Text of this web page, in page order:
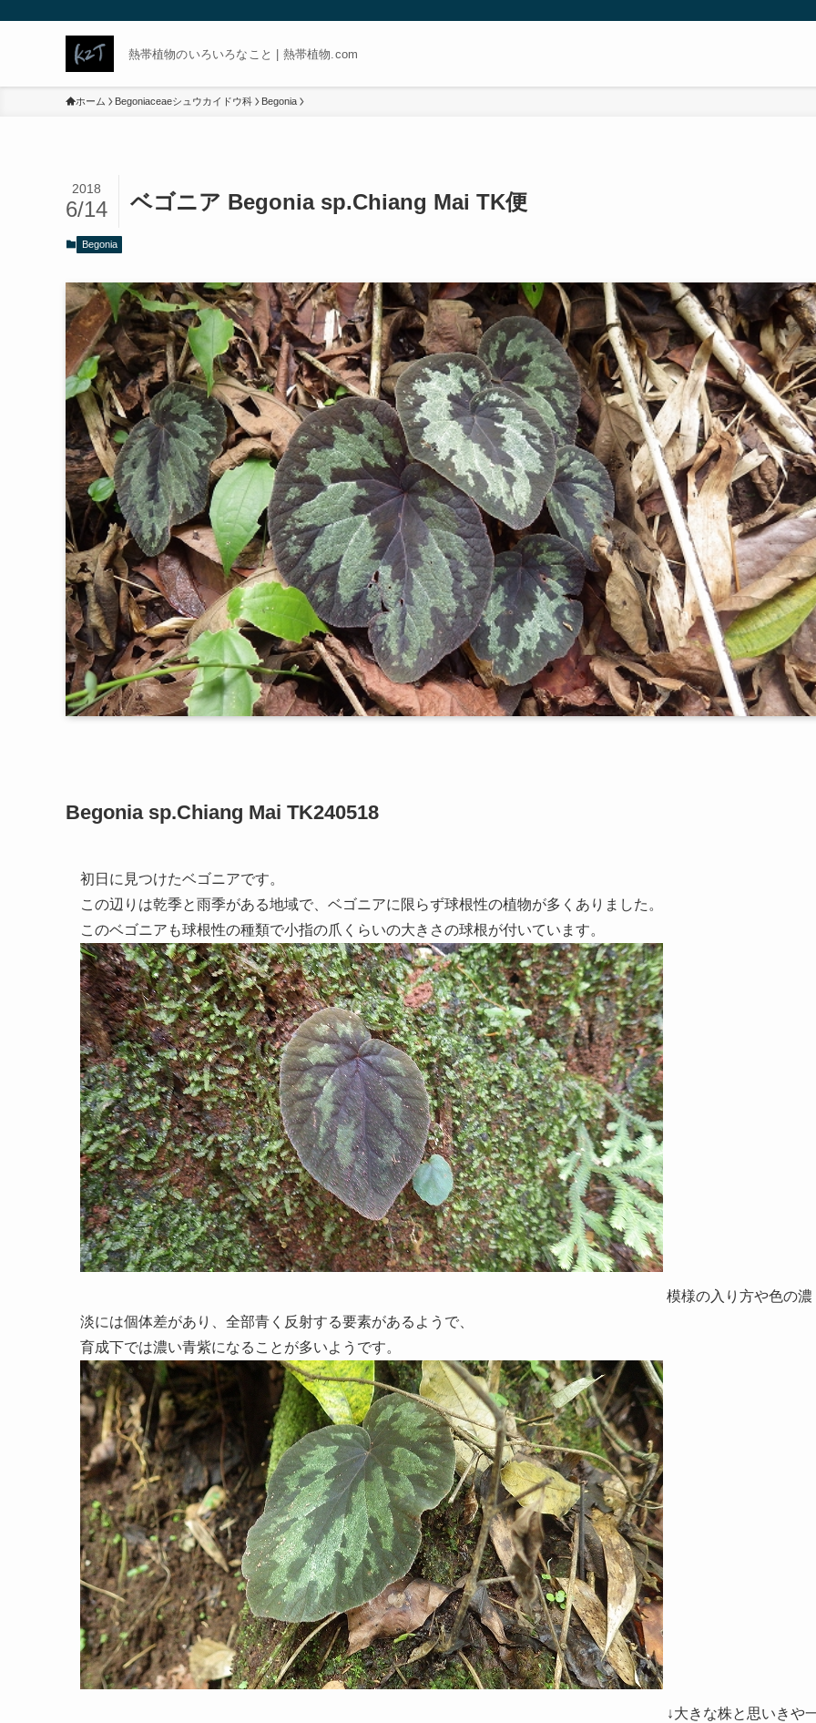
熱帯植物のいろいろなこと | 熱帯植物.com
ホーム Begoniaceaeシュウカイドウ科 Begonia
ベゴニア Begonia sp.Chiang Mai TK便
2018
6/14
Begonia
Begonia sp.Chiang Mai TK240518
初日に見つけたベゴニアです。
この辺りは乾季と雨季がある地域で、ベゴニアに限らず球根性の植物が多くありました。
このベゴニアも球根性の種類で小指の爪くらいの大きさの球根が付いています。
模様の入り方や色の濃
淡には個体差があり、全部青く反射する要素があるようで、
育成下では濃い青紫になることが多いようです。
↓大きな株と思いきや